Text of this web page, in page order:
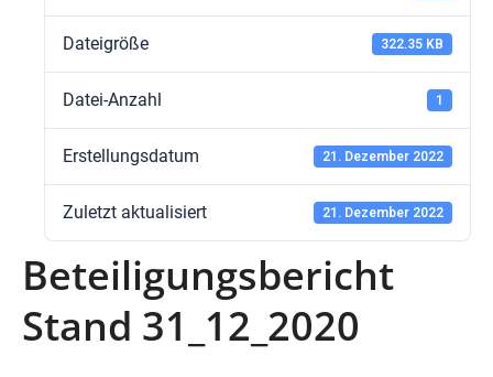
Dateigröße 322.35 KB
Datei-Anzahl 1
Erstellungsdatum 21. Dezember 2022
Zuletzt aktualisiert 21. Dezember 2022
Beteiligungsbericht
Stand 31_12_2020